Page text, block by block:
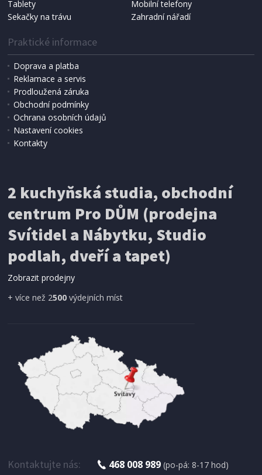
Tablety
Mobilní telefony
Sekačky na trávu
Zahradní nářadí
Praktické informace
Doprava a platba
Reklamace a servis
Prodloužená záruka
Obchodní podmínky
Ochrana osobních údajů
Nastavení cookies
Kontakty
2 kuchyňská studia, obchodní
centrum Pro DŮM (prodejna
Svítidel a Nábytku, Studio
podlah, dveří a tapet)
Zobrazit prodejny
+ více než 2500 výdejních míst
Kontaktujte nás: 468 008 989 (po-pá: 8-17 hod)